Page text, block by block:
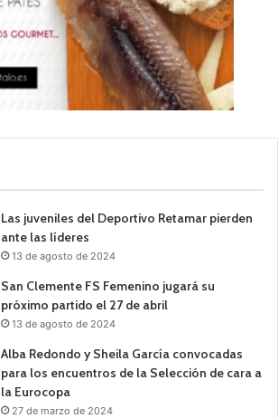
Las juveniles del Deportivo Retamar pierden
ante las líderes
13 de agosto de 2024
San Clemente FS Femenino jugará su
próximo partido el 27 de abril
13 de agosto de 2024
Alba Redondo y Sheila García convocadas
para los encuentros de la Selección de cara a
la Eurocopa
27 de marzo de 2024